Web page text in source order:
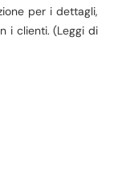
per i dettagli,
i clienti. (Leggi di